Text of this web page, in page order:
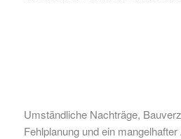
Umständliche Nachträge,
Fehlplanung und ein